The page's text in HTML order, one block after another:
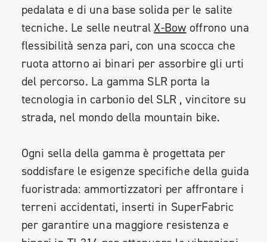
pedalata e di una base solida per le salite
tecniche. Le selle neutralX-Bow offrono una
flessibilità senza pari, con una scocca che
ruota attorno ai binari per assorbire gli urti
del percorso. La gamma SLR porta la
tecnologia in carbonio del SLR , vincitore su
strada, nel mondo della mountain bike.
Ogni sella della gamma è progettata per
soddisfare le esigenze specifiche della guida
fuoristrada: ammortizzatori per affrontare i
terreni accidentati, inserti in SuperFabric
per garantire una maggiore resistenza e